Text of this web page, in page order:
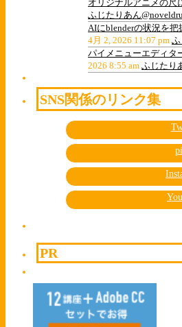
オリジナルアニメの尺
ふじたりあん
AIにblenderの状況を
4月 2, 2026 11:07 pm
パイメニューエディタ
2026 8:55 am ふじたり
SNS関係のリンク集
PR